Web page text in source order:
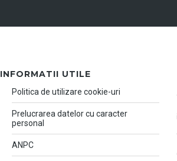
INFORMATII UTILE
Politica de utilizare cookie-uri
Prelucrarea datelor cu caracter
personal
ANPC